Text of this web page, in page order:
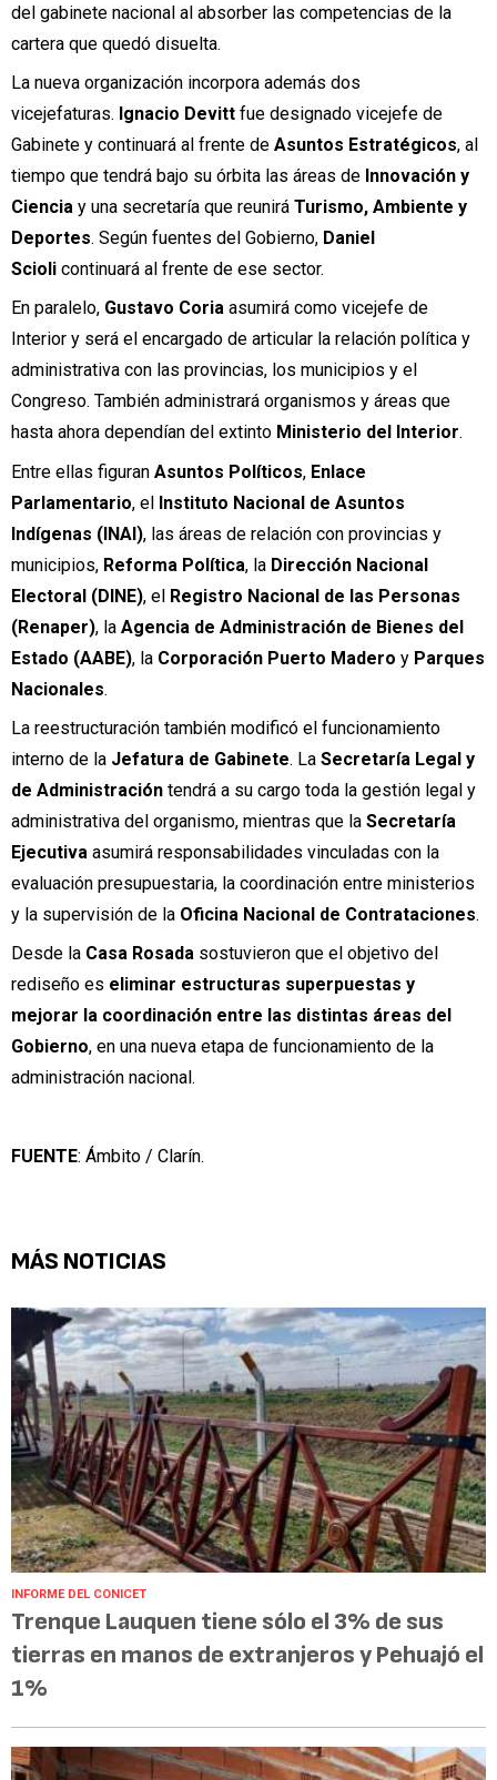
del gabinete nacional al absorber las competencias de la
cartera que quedó disuelta.
La nueva organización incorpora además dos
vicejefaturas. Ignacio Devitt fue designado vicejefe de
Gabinete y continuará al frente de Asuntos Estratégicos, al
tiempo que tendrá bajo su órbita las áreas de Innovación y
Ciencia y una secretaría que reunirá Turismo, Ambiente y
Deportes. Según fuentes del Gobierno, Daniel
Scioli continuará al frente de ese sector.
En paralelo, Gustavo Coria asumirá como vicejefe de
Interior y será el encargado de articular la relación política y
administrativa con las provincias, los municipios y el
Congreso. También administrará organismos y áreas que
hasta ahora dependían del extinto Ministerio del Interior.
Entre ellas figuran Asuntos Políticos, Enlace
Parlamentario, el Instituto Nacional de Asuntos
Indígenas (INAI), las áreas de relación con provincias y
municipios, Reforma Política, la Dirección Nacional
Electoral (DINE), el Registro Nacional de las Personas
(Renaper), la Agencia de Administración de Bienes del
Estado (AABE), la Corporación Puerto Madero y Parques
Nacionales.
La reestructuración también modificó el funcionamiento
interno de la Jefatura de Gabinete. La Secretaría Legal y
de Administración tendrá a su cargo toda la gestión legal y
administrativa del organismo, mientras que la Secretaría
Ejecutiva asumirá responsabilidades vinculadas con la
evaluación presupuestaria, la coordinación entre ministerios
y la supervisión de la Oficina Nacional de Contrataciones.
Desde la Casa Rosada sostuvieron que el objetivo del
rediseño es eliminar estructuras superpuestas y
mejorar la coordinación entre las distintas áreas del
Gobierno, en una nueva etapa de funcionamiento de la
administración nacional.
FUENTE: Ámbito / Clarín.
MÁS NOTICIAS
INFORME DEL CONICET
Trenque Lauquen tiene sólo el 3% de sus
tierras en manos de extranjeros y Pehuajó el
1%